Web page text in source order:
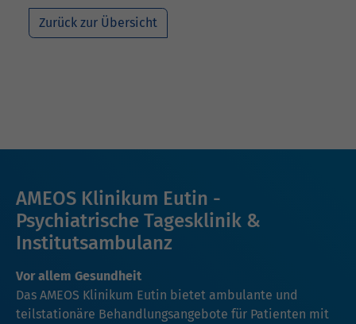
Zurück zur Übersicht
AMEOS Klinikum Eutin -
Psychiatrische Tagesklinik &
Institutsambulanz
Vor allem Gesundheit
Das AMEOS Klinikum Eutin bietet ambulante und
teilstationäre Behandlungsangebote für Patienten mit